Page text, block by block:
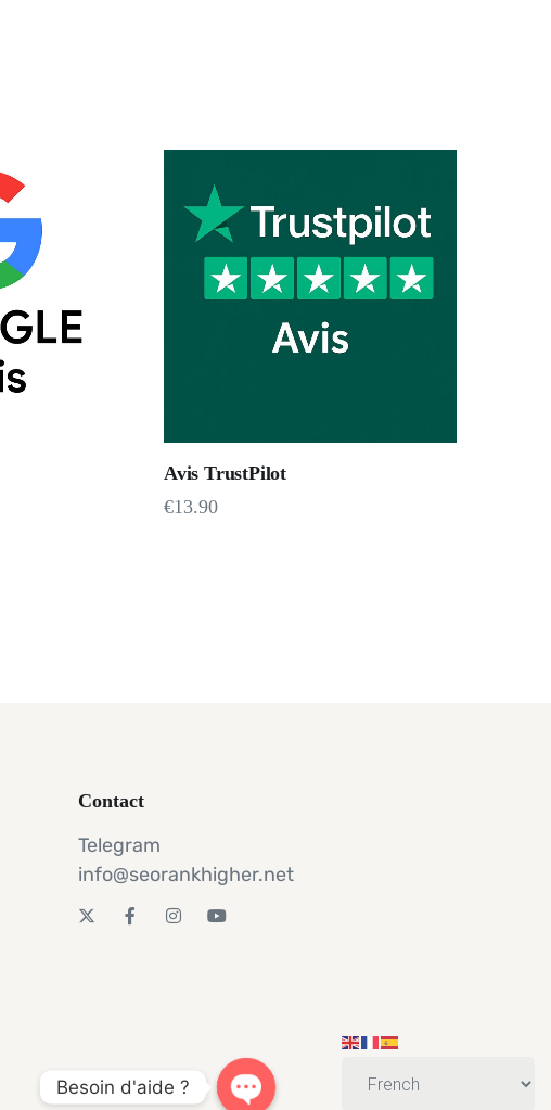
Avis TrustPilot
€13.90
Contact
Telegram
info@seorankhigher.net
Besoin d'aide ?